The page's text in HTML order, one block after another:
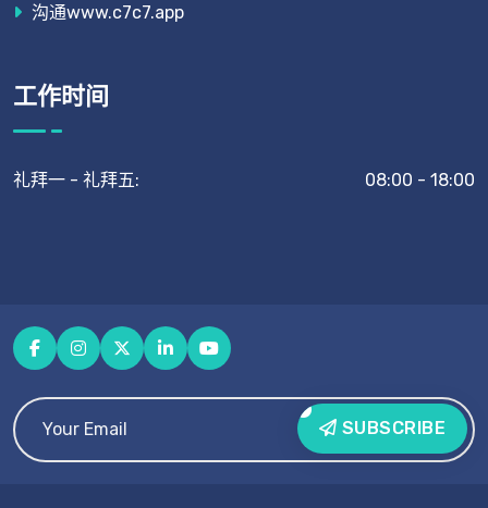
沟通www.c7c7.app
工作时间
礼拜一 - 礼拜五: 08:00 - 18:00
SUBSCRIBE